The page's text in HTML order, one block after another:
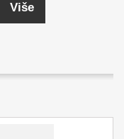
Više